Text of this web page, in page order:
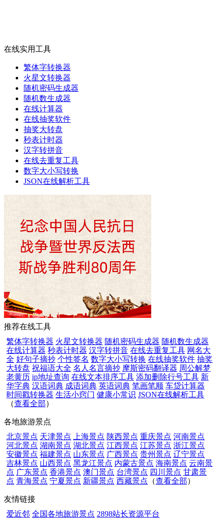
在线实用工具
繁体字转换器
火星文转换器
随机密码生成器
随机数生成器
在线计算器
在线抽奖软件
抽奖大转盘
秒表计时器
汉字转拼音
在线去重复工具
数字大小写转换
JSON在线解析工具
推荐在线工具
繁体字转换器 火星文转换器 随机密码生成器 随机数生成器
在线计算器 秒表计时器 汉字转拼音 在线去重复工具 网名大
全 好句子摘抄 个性签名 数字大小写转换 在线抽奖软件 抽奖
大转盘 祝福语大全 名人名言摘抄 摩斯密码翻译器 周公解梦
老黄历 ip地址查询 在线文本排序工具 添加删除行号工具 新
华字典 汉语词典 成语词典 英语词典 笔画笔顺 车贷计算器
时间戳转换器 生活小窍门 健康小常识 JSON在线解析工具
（查看全部）
各地旅游景点
北京景点 天津景点 上海景点 陕西景点 重庆景点 河南景点
河北景点 湖南景点 湖北景点 江西景点 江苏景点 浙江景点
安徽景点 福建景点 山东景点 广西景点 贵州景点 辽宁景点
吉林景点 山西景点 黑龙江景点 内蒙古景点 海南景点 云南景
点 广东景点 香港景点 澳门景点 台湾景点 四川景点 甘肃景
点 青海景点 宁夏景点 新疆景点 西藏景点 （查看全部）
友情链接
爱近邻 全国各地旅游景点 2898站长资源平台